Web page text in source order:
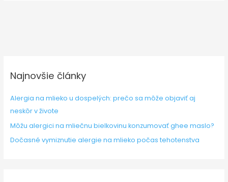
Najnovšie články
Alergia na mlieko u dospelých: prečo sa môže objaviť aj
neskôr v živote
Môžu alergici na mliečnu bielkovinu konzumovať ghee maslo?
Dočasné vymiznutie alergie na mlieko počas tehotenstva